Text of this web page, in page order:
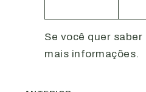
Se você quer saber
mais informações.